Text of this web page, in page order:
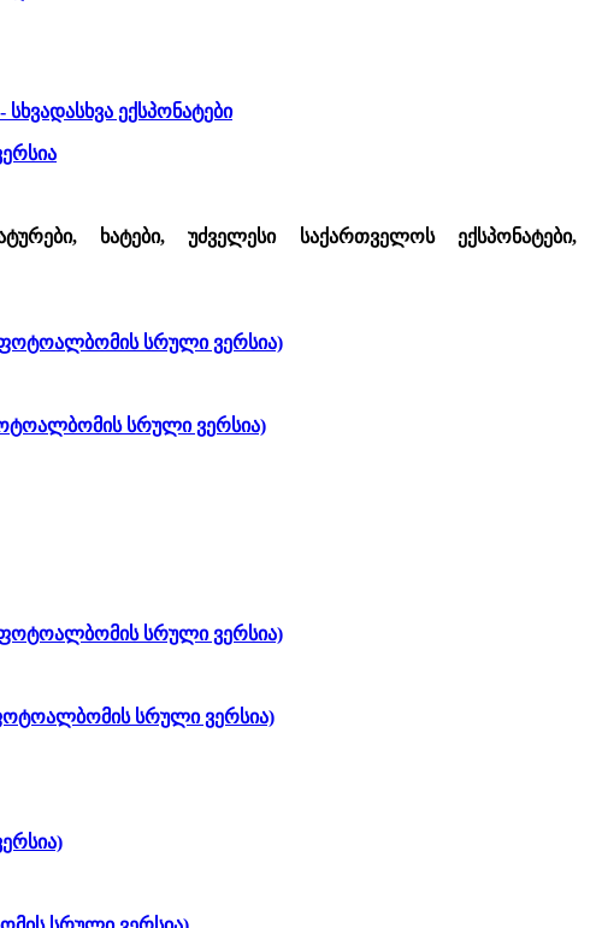
ექსპონატები
ხატები, უძველესი საქართველოს ექსპონატები,
სრული ვერსია)
სრული ვერსია)
სრული ვერსია)
სრული ვერსია)